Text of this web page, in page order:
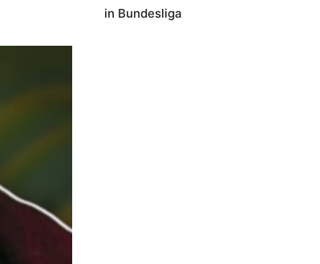
in Bundesliga